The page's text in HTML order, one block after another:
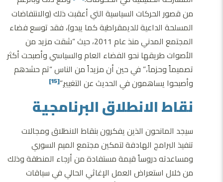
من قصور الحركات السياسية التي أعقبت ذلك (والانتفاضات
المسلحة الداعية للديمقراطية كما يبدو)، فقد توسع فضاء
المجتمع المدني منذ عام 2011، حيث “شقت مزيد من
الأصوات طريقها نحو الفضاء العام والسياسي وأصبحت أكثر
تصميماً وحزماً،” في حين أن مزيداً من الناس “تم حشدهم
وأصبحوا يساهمون في الحديث عن التغيير.”[15]
نقاط الانطلاق البرنامجية
سيجد المانحون الذين يفكرون بنقاط الانطلاق ومجالات
تنفيذ البرامج الهادفة لتمكين مجتمع الميم السوري
ومساعدته دروساً قيمة مستفادة من أرجاء المنطقة وذلك
من خلال استعراض العمل الإغاثي الحالي في سياقات